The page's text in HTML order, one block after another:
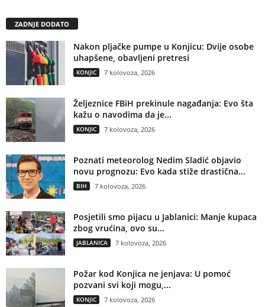
ZADNJE DODATO
Nakon pljačke pumpe u Konjicu: Dvije osobe
uhapšene, obavljeni pretresi
KONJIC 7 kolovoza, 2026
Željeznice FBiH prekinule nagađanja: Evo šta
kažu o navodima da je...
KONJIC 7 kolovoza, 2026
Poznati meteorolog Nedim Sladić objavio
novu prognozu: Evo kada stiže drastična...
BIH 7 kolovoza, 2026
Posjetili smo pijacu u Jablanici: Manje kupaca
zbog vrućina, ovo su...
JABLANICA 7 kolovoza, 2026
Požar kod Konjica ne jenjava: U pomoć
pozvani svi koji mogu,...
KONJIC 7 kolovoza, 2026